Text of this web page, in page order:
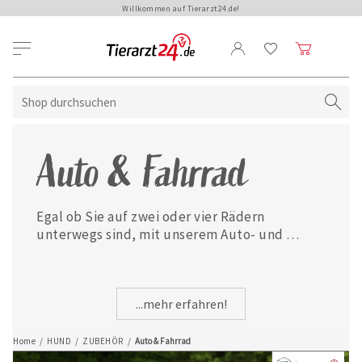
Willkommen auf Tierarzt24.de!
Home / HUND / ZUBEHÖR / Auto & Fahrrad
Auto & Fahrrad
Egal ob Sie auf zwei oder vier Rädern
unterwegs sind, mit unserem Auto- und
...mehr erfahren!